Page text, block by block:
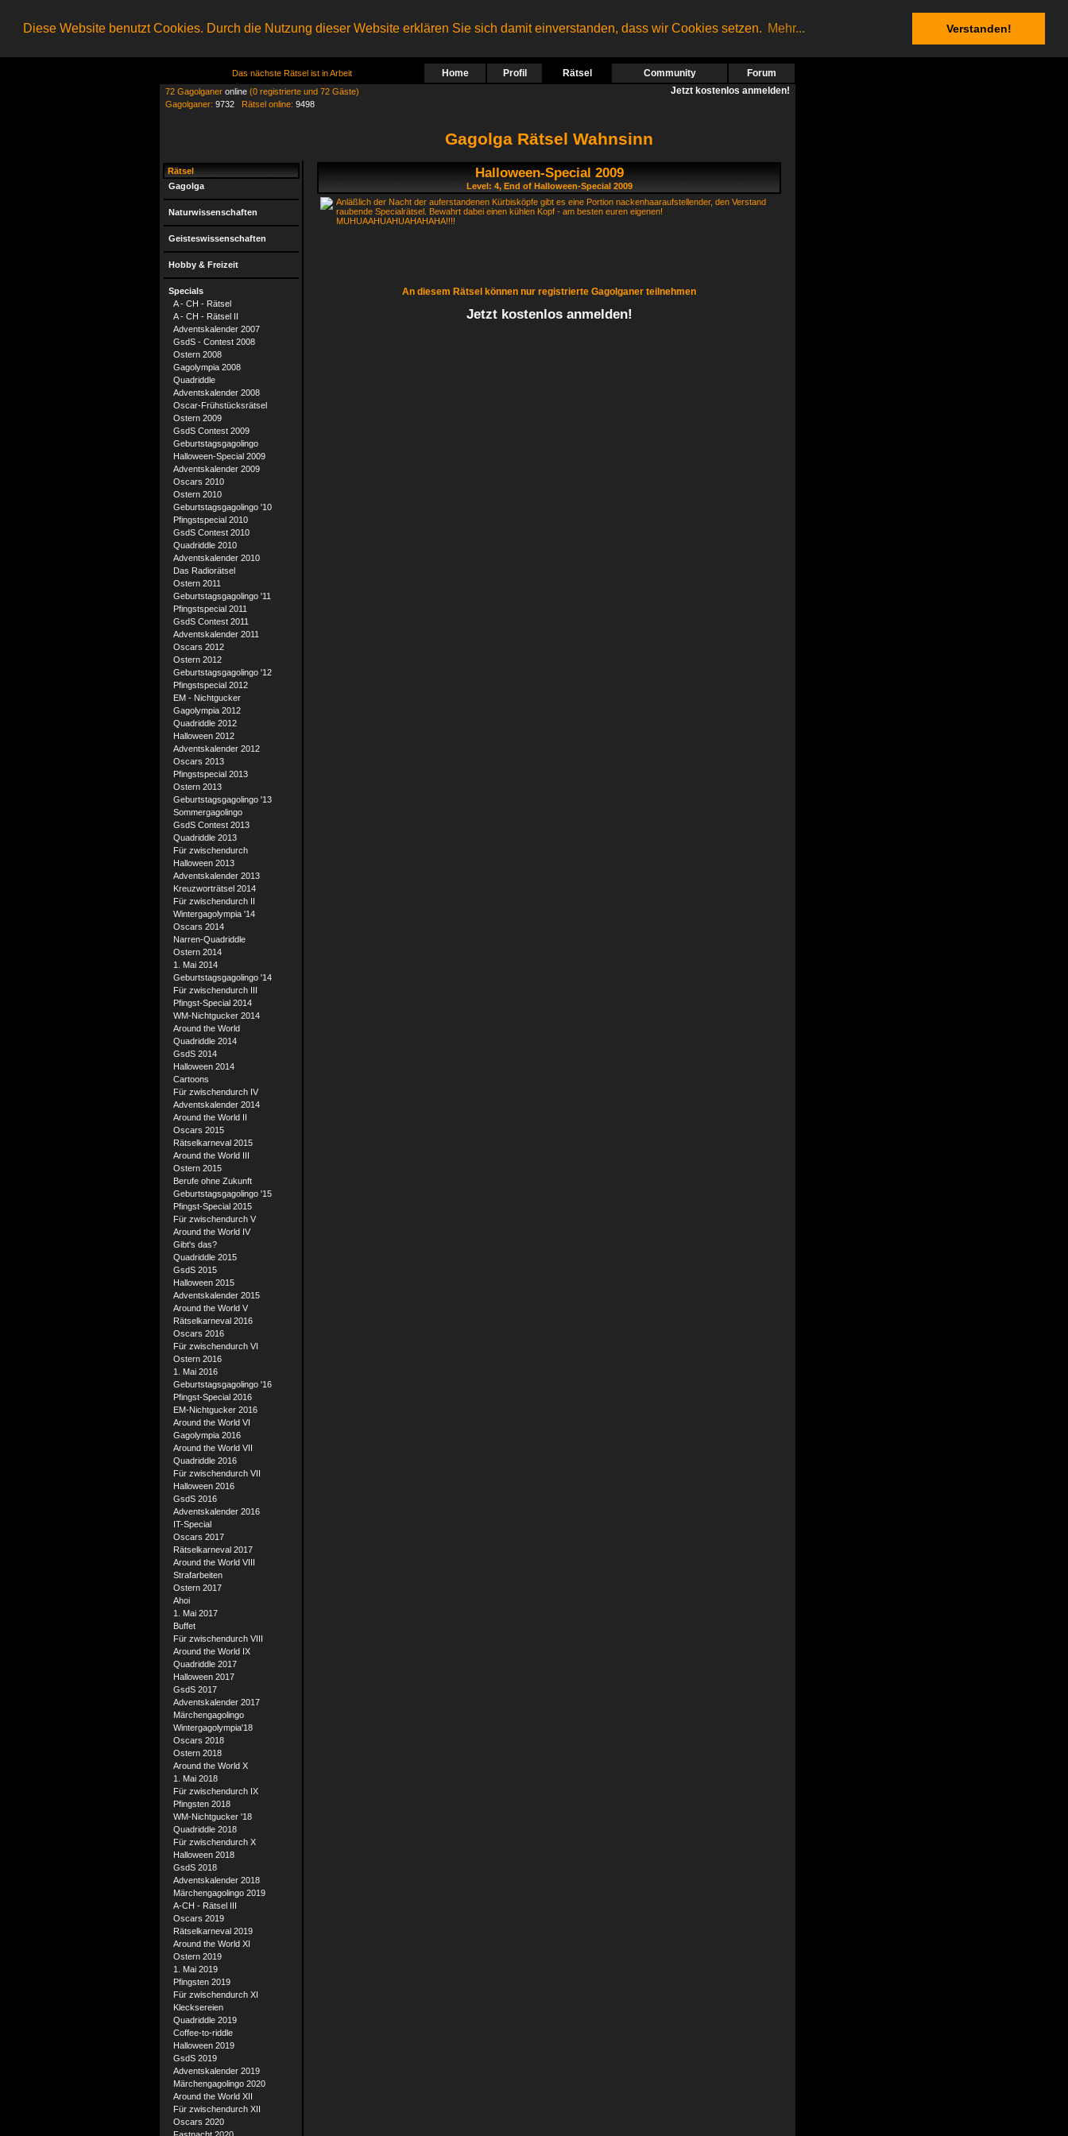
Diese Website benutzt Cookies. Durch die Nutzung dieser Website erklären Sie sich damit einverstanden, dass wir Cookies setzen. Mehr... Verstanden!
Das nächste Rätsel ist in Arbeit Home Profil Rätsel Community Forum
72 Gagolganer online (0 registrierte und 72 Gäste)
Gagolganer: 9732 Rätsel online: 9498
Jetzt kostenlos anmelden!
Gagolga Rätsel Wahnsinn
Rätsel
Gagolga
Naturwissenschaften
Geisteswissenschaften
Hobby & Freizeit
Specials
A - CH - Rätsel
A - CH - Rätsel II
Adventskalender 2007
GsdS - Contest 2008
Ostern 2008
Gagolympia 2008
Quadriddle
Adventskalender 2008
Oscar-Frühstücksrätsel
Ostern 2009
GsdS Contest 2009
Geburtstagsgagolingo
Halloween-Special 2009
Adventskalender 2009
Oscars 2010
Ostern 2010
Geburtstagsgagolingo '10
Pfingstspecial 2010
GsdS Contest 2010
Quadriddle 2010
Adventskalender 2010
Das Radiorätsel
Ostern 2011
Geburtstagsgagolingo '11
Pfingstspecial 2011
GsdS Contest 2011
Adventskalender 2011
Oscars 2012
Ostern 2012
Geburtstagsgagolingo '12
Pfingstspecial 2012
EM - Nichtgucker
Gagolympia 2012
Quadriddle 2012
Halloween 2012
Adventskalender 2012
Oscars 2013
Pfingstspecial 2013
Ostern 2013
Geburtstagsgagolingo '13
Sommergagolingo
GsdS Contest 2013
Quadriddle 2013
Für zwischendurch
Halloween 2013
Adventskalender 2013
Kreuzworträtsel 2014
Für zwischendurch II
Wintergagolympia '14
Oscars 2014
Narren-Quadriddle
Ostern 2014
1. Mai 2014
Geburtstagsgagolingo '14
Für zwischendurch III
Pfingst-Special 2014
WM-Nichtgucker 2014
Around the World
Quadriddle 2014
GsdS 2014
Halloween 2014
Cartoons
Für zwischendurch IV
Adventskalender 2014
Around the World II
Oscars 2015
Rätselkarneval 2015
Around the World III
Ostern 2015
Berufe ohne Zukunft
Geburtstagsgagolingo '15
Pfingst-Special 2015
Für zwischendurch V
Around the World IV
Gibt's das?
Quadriddle 2015
GsdS 2015
Halloween 2015
Adventskalender 2015
Around the World V
Rätselkarneval 2016
Oscars 2016
Für zwischendurch VI
Ostern 2016
1. Mai 2016
Geburtstagsgagolingo '16
Pfingst-Special 2016
EM-Nichtgucker 2016
Around the World VI
Gagolympia 2016
Around the World VII
Quadriddle 2016
Für zwischendurch VII
Halloween 2016
GsdS 2016
Adventskalender 2016
IT-Special
Oscars 2017
Rätselkarneval 2017
Around the World VIII
Strafarbeiten
Ostern 2017
Ahoi
1. Mai 2017
Buffet
Für zwischendurch VIII
Around the World IX
Quadriddle 2017
Halloween 2017
GsdS 2017
Adventskalender 2017
Märchengagolingo
Wintergagolympia'18
Oscars 2018
Ostern 2018
Around the World X
1. Mai 2018
Für zwischendurch IX
Pfingsten 2018
WM-Nichtgucker '18
Quadriddle 2018
Für zwischendurch X
Halloween 2018
GsdS 2018
Adventskalender 2018
Märchengagolingo 2019
A-CH - Rätsel III
Oscars 2019
Rätselkarneval 2019
Around the World XI
Ostern 2019
1. Mai 2019
Pfingsten 2019
Für zwischendurch XI
Klecksereien
Quadriddle 2019
Coffee-to-riddle
Halloween 2019
GsdS 2019
Adventskalender 2019
Märchengagolingo 2020
Around the World XII
Für zwischendurch XII
Oscars 2020
Halloween-Special 2009
Level: 4, End of Halloween-Special 2009
Anläßlich der Nacht der auferstandenen Kürbisköpfe gibt es eine Portion nackenhaaraufstellender, den Verstand
raubende Specialrätsel. Bewahrt dabei einen kühlen Kopf - am besten euren eigenen!
MUHUAAHUAHUAHAHAHA!!!!
An diesem Rätsel können nur registrierte Gagolganer teilnehmen
Jetzt kostenlos anmelden!